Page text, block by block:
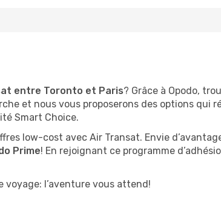
entre Toronto et Paris? Grâce à Opodo,
et nous vous proposerons des options qui
Smart Choice.
low-cost avec Air Transat. Envie
Prime! En rejoignant ce programme
l’aventure vous attend!